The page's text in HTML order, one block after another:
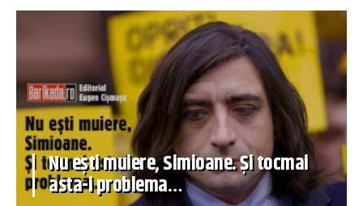
Nu ești muiere, Simioane. Și tocmai
asta-i problema…